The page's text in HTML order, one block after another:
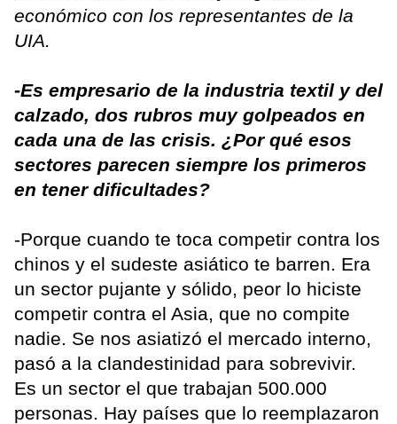
económico con los representantes de la
UIA.
-Es empresario de la industria textil y del
calzado, dos rubros muy golpeados en
cada una de las crisis. ¿Por qué esos
sectores parecen siempre los primeros
en tener dificultades?
-Porque cuando te toca competir contra los
chinos y el sudeste asiático te barren. Era
un sector pujante y sólido, peor lo hiciste
competir contra el Asia, que no compite
nadie. Se nos asiatizó el mercado interno,
pasó a la clandestinidad para sobrevivir.
Es un sector el que trabajan 500.000
personas. Hay países que lo reemplazaron